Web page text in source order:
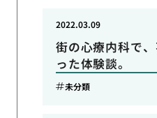
街の心療内科で
った体験談。
2022.03.09
未分類